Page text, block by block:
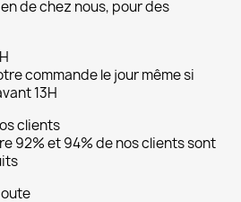
de chez nous, pour des
commande le jour même si
13H
clients
92% et 94% de nos clients sont